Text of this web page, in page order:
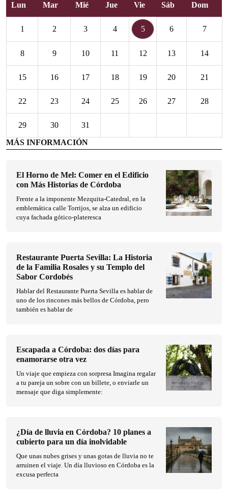
Lun Mar Mié Jue Vie Sáb Dom
1 2 3 4 5 6 7
8 9 10 11 12 13 14
15 16 17 18 19 20 21
22 23 24 25 26 27 28
29 30
31
MÁS INFORMACIÓN
El Horno de Mel: Comer en el Edificio
con Más Historias de Córdoba
Frente a la imponente Mezquita-Catedral, en la
emblemática calle Torrijos, se alza un edificio
cuya fachada gótico-plateresca
Restaurante Puerta Sevilla: La Historia
de la Familia Rosales y su Templo del
Sabor Cordobés
Hablar del Restaurante Puerta Sevilla es hablar de
uno de los rincones más bellos de Córdoba, pero
también es hablar de
Escapada a Córdoba: dos días para
enamorarse otra vez
Un viaje que empieza con sorpresa Imagina regalar
a tu pareja un sobre con un billete, o enviarle un
mensaje que diga simplemente:
¿Día de lluvia en Córdoba? 10 planes a
cubierto para un día inolvidable
Que unas nubes grises y unas gotas de lluvia no te
arruinen el viaje. Un día lluvioso en Córdoba es la
excusa perfecta